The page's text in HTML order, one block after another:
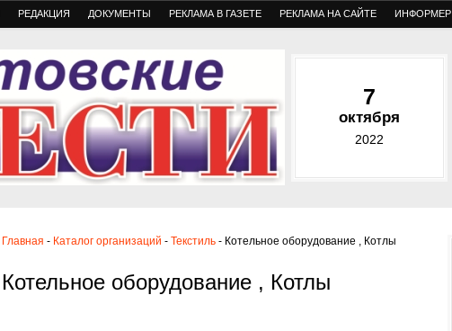
РЕДАКЦИЯ ДОКУМЕНТЫ РЕКЛАМА В ГАЗЕТЕ РЕКЛАМА НА САЙТЕ ИНФОРМЕР
7
октября
2022
Главная - Каталог организаций - Текстиль - Котельное оборудование , Котлы
Котельное оборудование , Котлы